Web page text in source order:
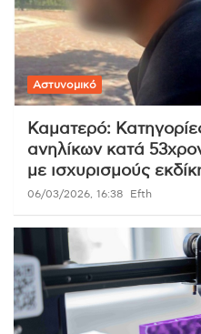
Αστυνομικό
Καματερό:
ανηλίκων κατά
με ισχυρισμούς
06/03/2026, 16:38 Efth